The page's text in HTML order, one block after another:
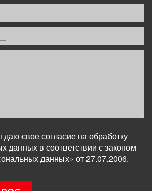
свое согласие на обработку
данных в соответствии с законом
данных» от 27.07.2006.